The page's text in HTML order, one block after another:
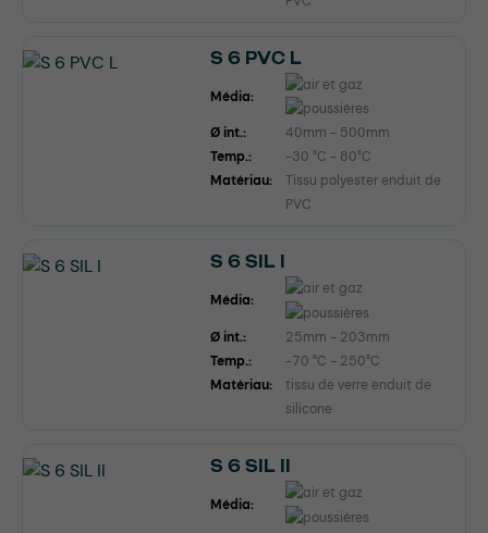
S 6 PVC L
Média:
Ø int.:
40mm - 500mm
Temp.:
-30 °C - 80°C
Matériau:
Tissu polyester enduit de
PVC
S 6 SIL I
Média:
Ø int.:
25mm - 203mm
Temp.:
-70 °C - 250°C
Matériau:
tissu de verre enduit de
silicone
S 6 SIL II
Média: